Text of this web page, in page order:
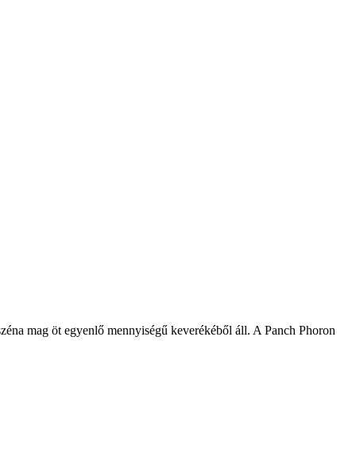
mag öt egyenlő mennyiségű keverékéből áll. A Panch Phoron